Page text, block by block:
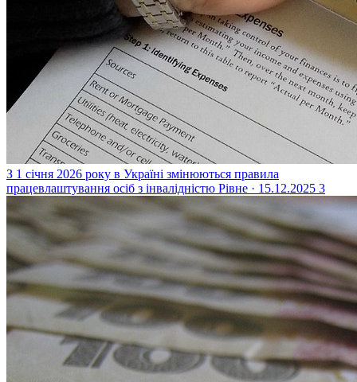
З 1 січня 2026 року в Україні змінюються правила
працевлаштування осіб з інвалідністю Рівне · 15.12.2025 3